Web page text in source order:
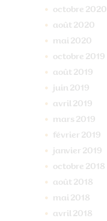
octobre 2020
août 2020
mai 2020
octobre 2019
août 2019
juin 2019
avril 2019
mars 2019
février 2019
janvier 2019
octobre 2018
août 2018
mai 2018
avril 2018